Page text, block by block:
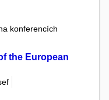
konferencích
the European